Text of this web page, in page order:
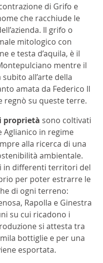
di Grifo e
che racchiude le
Il grifo o
mitologico con
e testa d’aquila, è il
mentre il
all’arte della
amata da Federico II
regnò su queste terre.
proprietà sono coltivati
Aglianico in regime
alla ricerca di una
ambientale.
in differenti territori del
per poter estrarre le
di ogni terreno:
Rapolla e Ginestra
su cui ricadono i
si attesta tra
bottiglie e per una
esportata.